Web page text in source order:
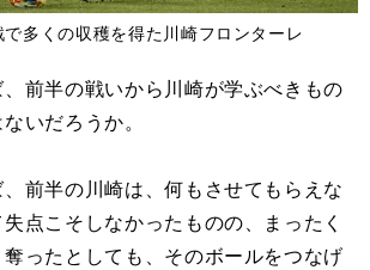
多くの収穫を得た川崎フロンターレ
前半の戦いから川崎が学ぶべきもの
いだろうか。
前半の川崎は、何もさせてもらえな
点こそしなかったものの、まったく
ったとしても、そのボールをつなげ